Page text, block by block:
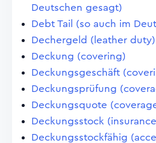
Deutschen gesagt)
Debt Tail (so auch im
Dechergeld (leather duty)
Deckung (covering)
Deckungsgeschäft
Deckungsprüfung
Deckungsquote
Deckungsstock
Deckungsstockfähig